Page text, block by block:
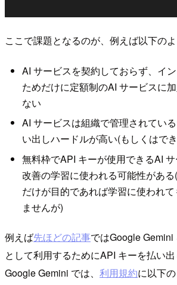
ここで課題となるのが、例えば以下のよ
AI サービスを契約しておらず、イ
ためだけに定額制のAI サービスに
ない
AI サービスは組織で管理されてい
い出しハードルが高い(もしくはで
無料枠でAPI キーが使用できるAI
改善の学習に使われる可能性があ
だけが目的であれば学習に使われ
ませんが)
例えば先ほどの記事ではGoogle
として利用するためにAPI キーを払い出
Google Gemini では、 利用規約に以下